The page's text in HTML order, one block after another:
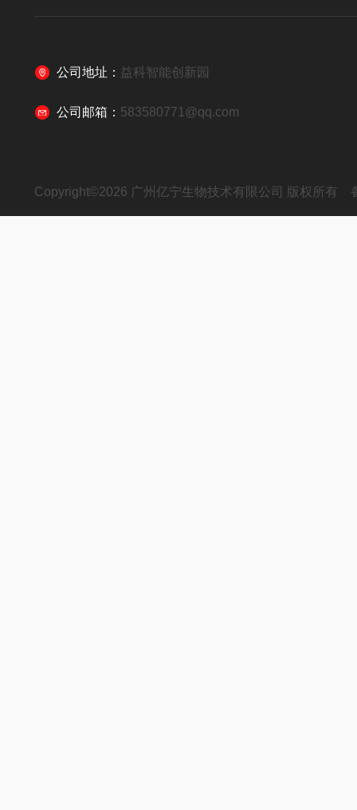
公司地址： 益科智能创新园
公司邮箱： 583580771@qq.com
Copyright©2026 广州亿宁生物技术有限公司 版权所有